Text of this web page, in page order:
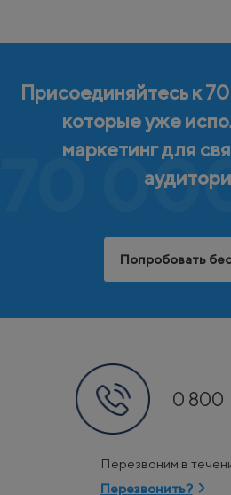
70
Присоединяйтесь к
которые уже
маркетинг для
Попробовать
0 800
Перезвоним в
Перезвонить?